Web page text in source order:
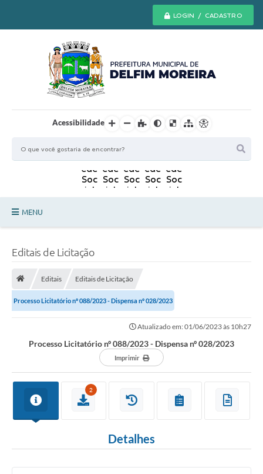
LOGIN / CADASTRO
Acessibilidade
MENU
Defesa Civil
AQUI TEM SEBRAE
DOCUMENTOS
Editais de Licitação
Editais Editais de Licitação
Processo Licitatório nº 088/2023 - Dispensa nº 028/2023
Atualizado em: 01/06/2023 às 10h27
Processo Licitatório nº 088/2023 - Dispensa nº 028/2023
Imprimir
2
Detalhes